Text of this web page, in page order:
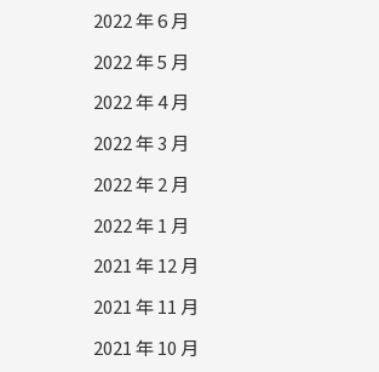
2022 年 6 月
2022 年 5 月
2022 年 4 月
2022 年 3 月
2022 年 2 月
2022 年 1 月
2021 年 12 月
2021 年 11 月
2021 年 10 月